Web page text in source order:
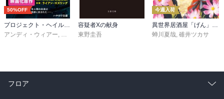
50%OFF
プロジェクト・ヘイル・メアリー 上
アンディ・ウィアー, 小野田和子
容疑者Xの献身
東野圭吾
今週入荷
異世界居酒屋「げん」三杯目
蝉川夏哉, 碓井ツカサ
フロア